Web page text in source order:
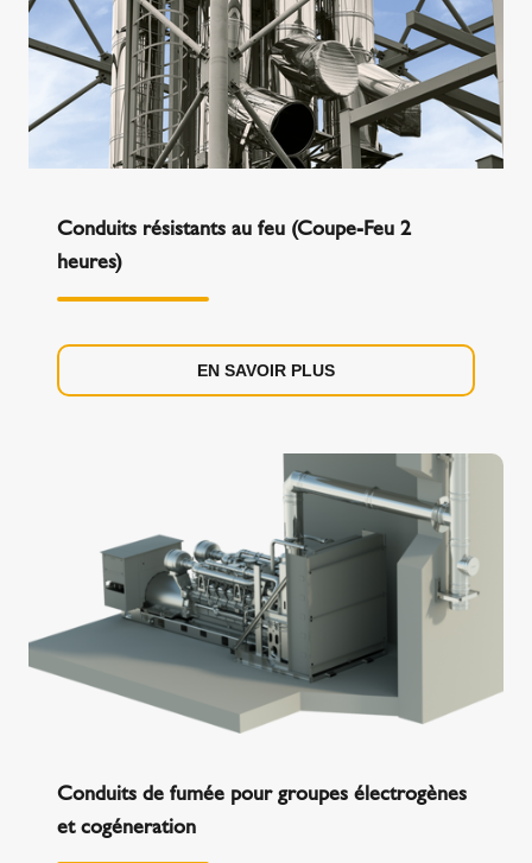
Conduits résistants au feu (Coupe-Feu 2
heures)
EN SAVOIR PLUS
Conduits de fumée pour groupes électrogènes
et cogéneration